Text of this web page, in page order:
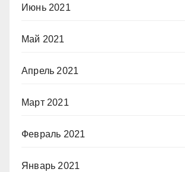
Июнь 2021
Май 2021
Апрель 2021
Март 2021
Февраль 2021
Январь 2021